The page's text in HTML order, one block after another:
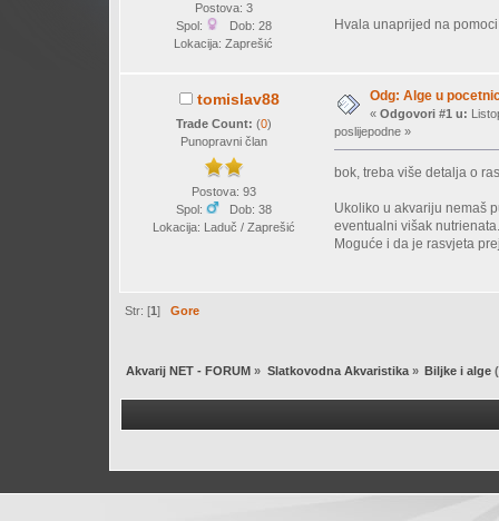
Postova: 3
Spol:
Dob: 28
Lokacija: Zaprešić
Hvala unaprijed na
tomislav88
Trade Count: (0)
Punopravni član
Postova: 93
Spol:
Dob: 38
Lokacija: Laduč / Zaprešić
Odg: Alge u
« Odgovori #1 u:
poslijepodne »
bok, treba više detalja o
Ukoliko u akvariju nemaš
eventualni višak nutrienata.
Moguće i da je rasvjeta
Str: [1]Gore
Akvarij NET - FORUM » Slatkovodna Akvaristika» Biljke i alge